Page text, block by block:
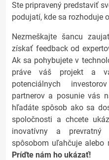
Ste pripravený predstaviť
podujatí, kde sa rozhoduje
Nezmeškajte šancu
získať feedback od
Ak sa pohybujete v
práve váš projekt a
potenciálnych
partnerov a posunie vás
hľadáte spôsob ako sa
spoločnosti a chcete
inovatívny a prevratný
spôsobom uľahčuje alebo
Príďte nám ho ukázať!